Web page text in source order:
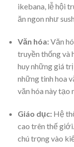
ikebana, lễ hội
ăn ngon như
Văn hóa:Văn
truyền thống và
huy những giá
những tinh hoa
văn hóa này tạo
Giáo dục:Hệ
cao trên thế
chú trọng vào